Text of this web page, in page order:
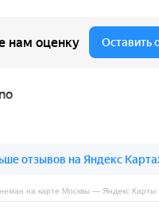
на карте Москвы — Яндекс Карты